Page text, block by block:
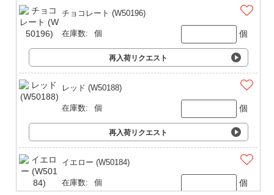
チョコレート (W50196)
在庫数: 個 個
再入荷リクエスト
レッド (W50188)
在庫数: 個 個
再入荷リクエスト
イエロー (W50184)
在庫数: 個 個